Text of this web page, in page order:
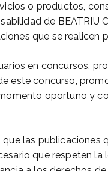
o productos,
de BEATRIU
que se realicen
en concursos,
este concurso,
oportuno y
las publicaciones
que respeten